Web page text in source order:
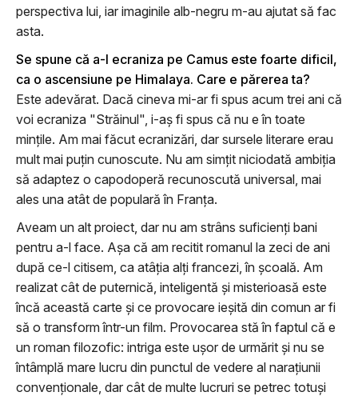
perspectiva lui, iar imaginile alb-negru m-au ajutat să fac
asta.
Se spune că a-l ecraniza pe Camus este foarte dificil,
ca o ascensiune pe Himalaya. Care e părerea ta?
Este adevărat. Dacă cineva mi-ar fi spus acum trei ani că
voi ecraniza "Străinul", i-aş fi spus că nu e în toate
minţile. Am mai făcut ecranizări, dar sursele literare erau
mult mai puţin cunoscute. Nu am simţit niciodată ambiţia
să adaptez o capodoperă recunoscută universal, mai
ales una atât de populară în Franţa.
Aveam un alt proiect, dar nu am strâns suficienţi bani
pentru a-l face. Aşa că am recitit romanul la zeci de ani
după ce-l citisem, ca atâţia alţi francezi, în şcoală. Am
realizat cât de puternică, inteligentă şi misterioasă este
încă această carte şi ce provocare ieşită din comun ar fi
să o transform într-un film. Provocarea stă în faptul că e
un roman filozofic: intriga este uşor de urmărit şi nu se
întâmplă mare lucru din punctul de vedere al naraţiunii
convenţionale, dar cât de multe lucruri se petrec totuşi